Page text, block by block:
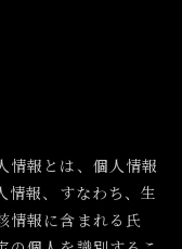
情報とは、個人情報
情報、すなわち、生
情報に含まれる氏